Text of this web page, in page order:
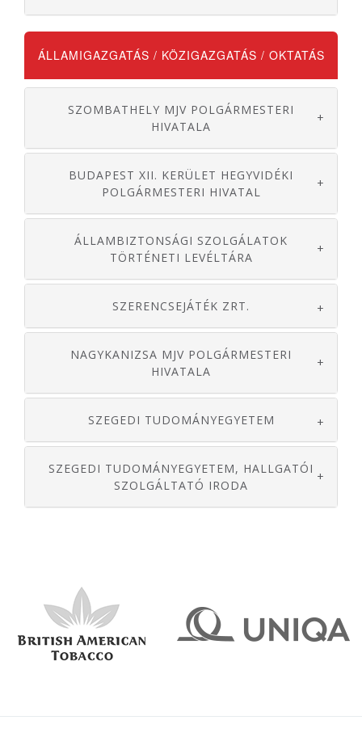
ÁLLAMIGAZGATÁS / KÖZIGAZGATÁS / OKTATÁS
SZOMBATHELY MJV POLGÁRMESTERI
HIVATALA
+
BUDAPEST XII. KERÜLET HEGYVIDÉKI
POLGÁRMESTERI HIVATAL
+
ÁLLAMBIZTONSÁGI SZOLGÁLATOK
TÖRTÉNETI LEVÉLTÁRA
+
SZERENCSEJÁTÉK ZRT. +
NAGYKANIZSA MJV POLGÁRMESTERI
HIVATALA
+
SZEGEDI TUDOMÁNYEGYETEM +
SZEGEDI TUDOMÁNYEGYETEM, HALLGATÓI
SZOLGÁLTATÓ IRODA
+